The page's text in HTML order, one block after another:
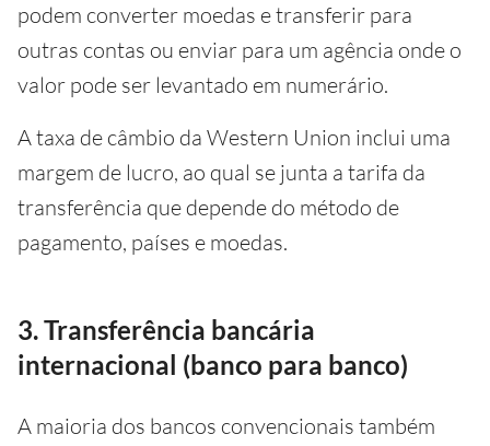
podem converter moedas e transferir para
outras contas ou enviar para um agência onde o
valor pode ser levantado em numerário.
A taxa de câmbio da Western Union inclui uma
margem de lucro, ao qual se junta a tarifa da
transferência que depende do método de
pagamento, países e moedas.
3. Transferência bancária
internacional (banco para banco)
A maioria dos bancos convencionais também